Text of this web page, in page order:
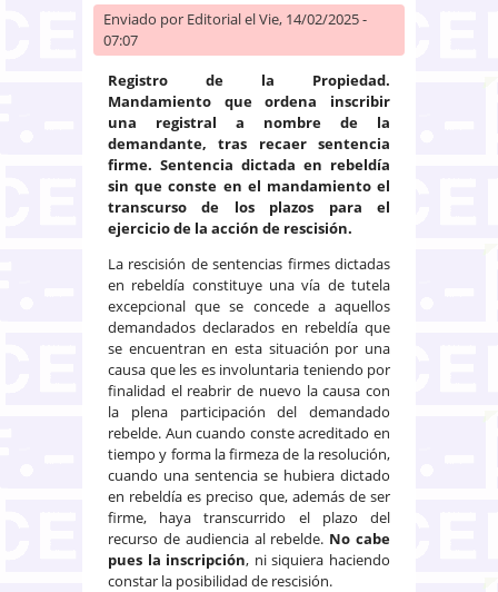
Enviado por Editorialel Vie, 14/02/2025 -
07:07
Registro de la Propiedad.
Mandamiento que ordena inscribir
una registral a nombre de la
demandante, tras recaer sentencia
firme. Sentencia dictada en rebeldía
sin que conste en el mandamiento el
transcurso de los plazos para el
ejercicio de la acción de rescisión.
La rescisión de sentencias firmes dictadas
en rebeldía constituye una vía de tutela
excepcional que se concede a aquellos
demandados declarados en rebeldía que
se encuentran en esta situación por una
causa que les es involuntaria teniendo por
finalidad el reabrir de nuevo la causa con
la plena participación del demandado
rebelde. Aun cuando conste acreditado en
tiempo y forma la firmeza de la resolución,
cuando una sentencia se hubiera dictado
en rebeldía es preciso que, además de ser
firme, haya transcurrido el plazo del
recurso de audiencia al rebelde. No cabe
pues la inscripción, ni siquiera haciendo
constar la posibilidad de rescisión.